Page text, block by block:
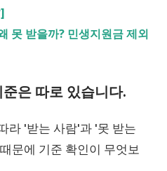
못 받을까? 민생지원금 제외
은 따로 있습니다.
라 '받는 사람'과 '못 받는
문에 기준 확인이 무엇보